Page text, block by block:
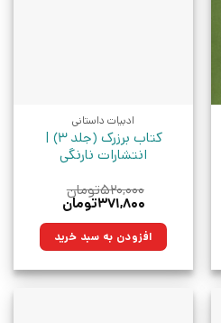
ادبیات داستانی
کتاب برزرک (جلد 3) |
انتشارات نارنگی
۵۲۰,۰۰۰تومان
قیمت
۵۲۰,۰۰۰تومان
بود.
۳۷۱,۸۰۰تومان
۳۷۱,۸۰۰تومان.افزودن به سبد خرید